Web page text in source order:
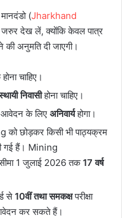
(Jharkhand
जरुर देख लें, क्योंकि केवल पात्र
की अनुमति दी जाएगी।
चाहिए।
निवासीहोना चाहिए।
आवेदन के लिए अनिवार्यहोगा।
छोड़कर किसी भी पाठ्यक्रम
गई हैं। Mining
1 जुलाई 2026 तक17वर्ष
से10वीं तथा समकक्षपरीक्षा
आवेदन कर सकते हैं।